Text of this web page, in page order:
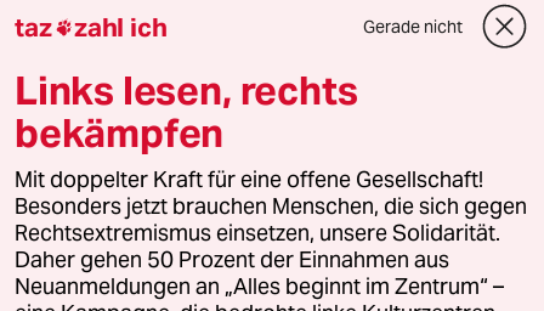
Downloads für Abonnierende
© 2026 taz Verlags und Vertriebs GmbH
Alle Rechte vorbehalten. Bei rechtlichen Fragen oder für Genehmigungen
wenden Sie sich bitte an
lizenzen@taz.de
Feedback Redaktionsstatut Kommune-Richtlinien
taz zahl ich Gerade nicht
Links lesen, rechts
bekämpfen
Mit doppelter Kraft für eine offene Gesellschaft!
Besonders jetzt brauchen Menschen, die sich gegen
Rechtsextremismus einsetzen, unsere Solidarität.
Daher gehen 50 Prozent der Einnahmen aus
Neuanmeldungen an „Alles beginnt im Zentrum“ –